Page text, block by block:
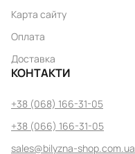
Карта сайту
Оплата
Доставка
КОНТАКТИ
+38 (068) 166-31-05
+38 (066) 166-31-05
sales@bilyzna-shop.com.ua